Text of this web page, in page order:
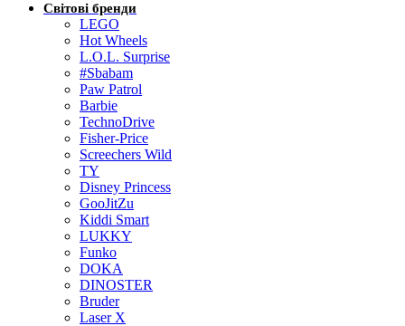
Світові бренди
LEGO
Hot Wheels
L.O.L. Surprise
#Sbabam
Paw Patrol
Barbie
TechnoDrive
Fisher-Price
Screechers Wild
TY
Disney Princess
GooJitZu
Kiddi Smart
LUKKY
Funko
DOKA
DINOSTER
Bruder
Laser X